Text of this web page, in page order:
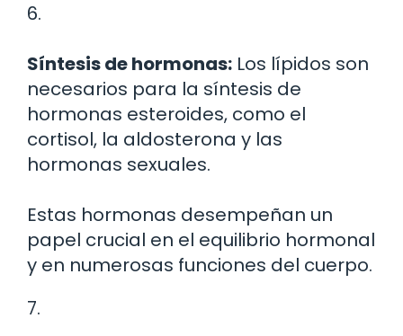
6.
Síntesis de hormonas: Los lípidos son
necesarios para la síntesis de
hormonas esteroides, como el
cortisol, la aldosterona y las
hormonas sexuales.
Estas hormonas desempeñan un
papel crucial en el equilibrio hormonal
y en numerosas funciones del cuerpo.
7.